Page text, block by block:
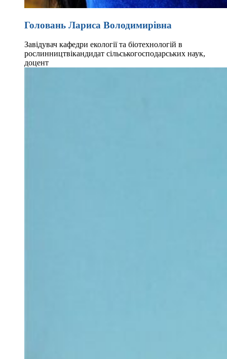
Головань Лариса Володимирівна
Завідувач кафедри екології та біотехнологій в
рослинництвікандидат сільськогосподарських наук,
доцент